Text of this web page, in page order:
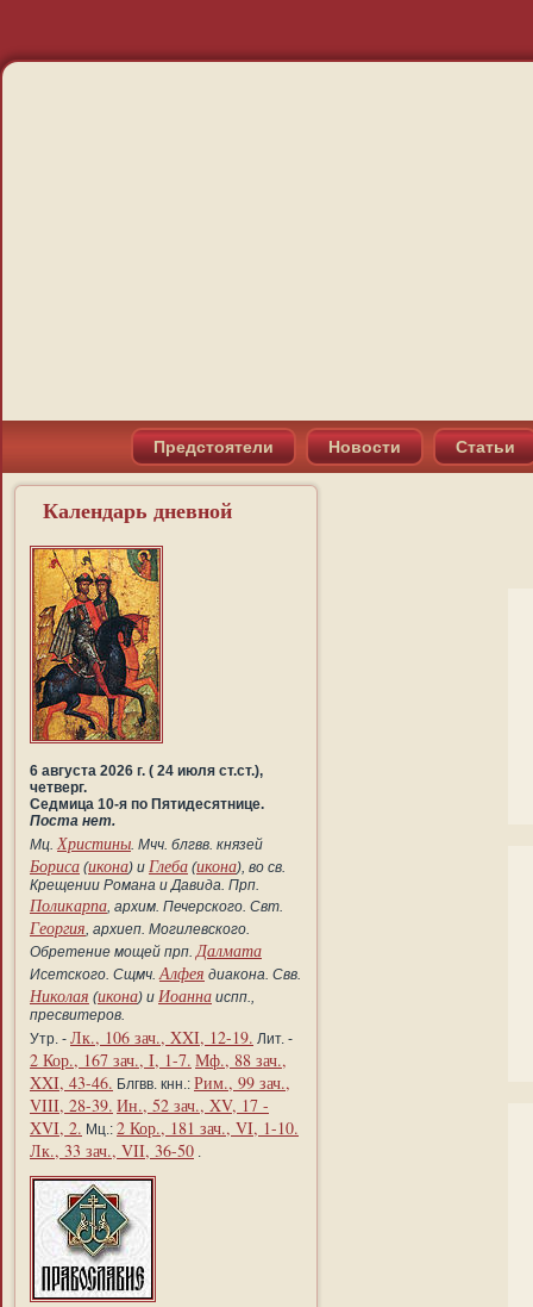
Предстоятели Новости Статьи
Календарь дневной
6 августа 2026 г. ( 24 июля ст.ст.),
четверг.
Седмица 10-я по Пятидесятнице.
Поста нет.
Мц.Христины. Мчч. блгвв. князей
Бориса (икона) и Глеба (икона), во св.
Крещении Романа и Давида. Прп.
Поликарпа, архим. Печерского. Свт.
Георгия, архиеп. Могилевского.
Обретение мощей прп.Далмата
Исетского. Сщмч.Алфея диакона. Свв.
Николая (икона) и Иоанна испп.,
пресвитеров.
Утр. - Лк., 106 зач., XXI, 12-19. Лит. -
2 Кор., 167 зач., I, 1-7. Мф., 88 зач.,
XXI, 43-46. Блгвв. кнн.: Рим., 99 зач.,
VIII, 28-39. Ин., 52 зач., XV, 17 -
XVI, 2. Мц.: 2 Кор., 181 зач., VI, 1-10.
Лк., 33 зач., VII, 36-50 .